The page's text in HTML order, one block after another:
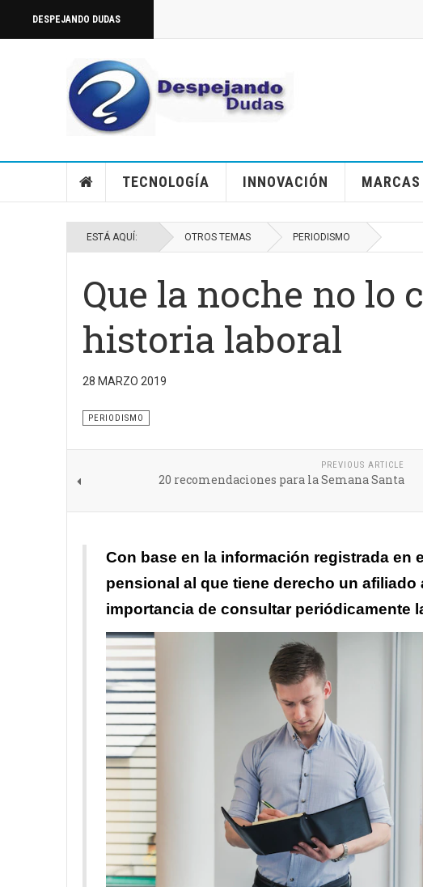
DESPEJANDO DUDAS
TECNOLOGÍA INNOVACIÓN MARCAS
ESTÁ AQUÍ: OTROS TEMAS PERIODISMO
Que la noche no lo
historia laboral
28 MARZO 2019
PERIODISMO
PREVIOUS ARTICLE
20 recomendaciones para la Semana Santa
Con base en la información registrada en
pensional al que tiene derecho un afiliado
importancia de consultar periódicamente